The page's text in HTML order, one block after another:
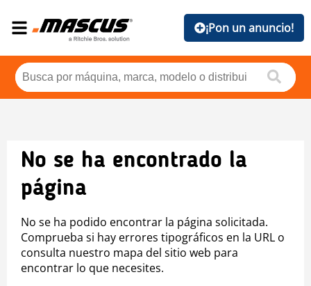
¡Pon un anuncio!
No se ha encontrado la
página
No se ha podido encontrar la página solicitada.
Comprueba si hay errores tipográficos en la URL o
consulta nuestro mapa del sitio web para
encontrar lo que necesites.